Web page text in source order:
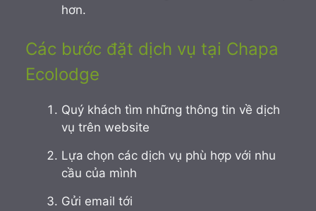
hơn.
Các bước đặt dịch vụ tại Chapa
Ecolodge
Quý khách tìm những thông tin về dịch
vụ trên website
Lựa chọn các dịch vụ phù hợp với nhu
cầu của mình
Gửi email tới